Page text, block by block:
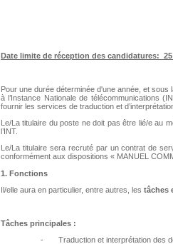
Date limite de réception des candidatures:
Pour une durée déterminée d'une année, et
à l’Instance Nationale de télécommunications
fournir les services de traduction et
Le/La titulaire du poste ne doit pas être lié/e au
l’INT.
Le/La titulaire sera recruté par un contrat de
conformément aux dispositions « MANUEL
1. Fonctions
Il/elle aura en particulier, entre autres, les tâches
Tâches principales :
- Traduction et interprétation des